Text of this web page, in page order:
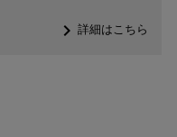
navigate_next詳細はこちら